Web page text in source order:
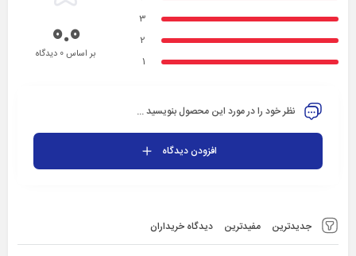
جدیدترین مفیدترین دیدگاه خریداران
3
2
1
0.0بر اساس 0 دیدگاه
نظر خود را در مورد این محصول بنویسید ...
افزودن دیدگاه